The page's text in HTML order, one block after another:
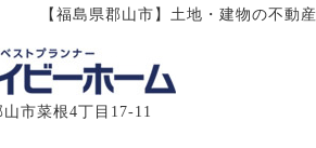
【福島県郡山市】土地・建物の不動
市菜根4丁目17-11